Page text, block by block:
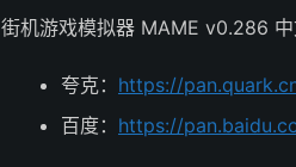
街机游戏模拟器 MAME v0.286
夸克： https://
百度： https://